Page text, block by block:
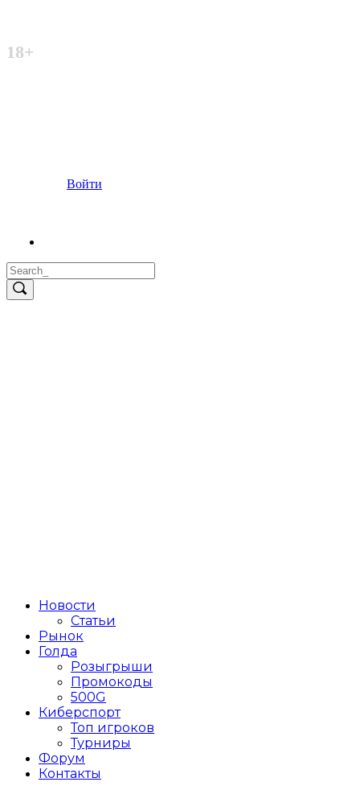
18+
Войти
Новости
Статьи
Рынок
Голда
Розыгрыши
Промокоды
500G
Киберспорт
Топ игроков
Турниры
Форум
Контакты